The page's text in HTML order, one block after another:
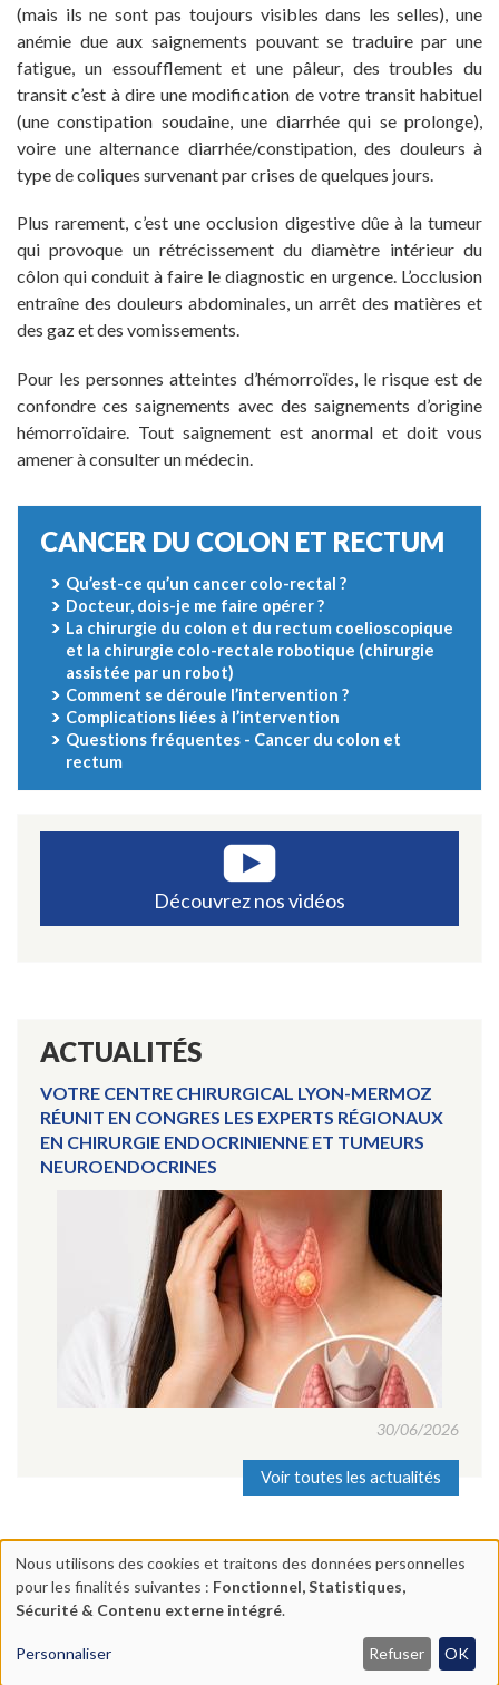
(mais ils ne sont pas toujours visibles dans les selles), une
anémie due aux saignements pouvant se traduire par une
fatigue, un essoufflement et une pâleur, des troubles du
transit c’est à dire une modification de votre transit habituel
(une constipation soudaine, une diarrhée qui se prolonge),
voire une alternance diarrhée/constipation, des douleurs à
type de coliques survenant par crises de quelques jours.
Plus rarement, c’est une occlusion digestive dûe à la tumeur
qui provoque un rétrécissement du diamètre intérieur du
côlon qui conduit à faire le diagnostic en urgence. L’occlusion
entraîne des douleurs abdominales, un arrêt des matières et
des gaz et des vomissements.
Pour les personnes atteintes d’hémorroïdes, le risque est de
confondre ces saignements avec des saignements d’origine
hémorroïdaire. Tout saignement est anormal et doit vous
amener à consulter un médecin.
CANCER DU COLON ET RECTUM
Qu’est-ce qu’un cancer colo-rectal ?
Docteur, dois-je me faire opérer ?
La chirurgie du colon et du rectum coelioscopique
et la chirurgie colo-rectale robotique (chirurgie
assistée par un robot)
Comment se déroule l’intervention ?
Complications liées à l’intervention
Questions fréquentes - Cancer du colon et
rectum
Découvrez nos vidéos
ACTUALITÉS
VOTRE CENTRE CHIRURGICAL LYON-MERMOZ
RÉUNIT EN CONGRES LES EXPERTS RÉGIONAUX
EN CHIRURGIE ENDOCRINIENNE ET TUMEURS
NEUROENDOCRINES
30/06/2026
Voir toutes les actualités
Centre Chirurgical Lyon Mermoz | 17 rue Nieuport 69008 Lyon |
04 78 74 71 63
Mentions légales
Plan du site | Réalisation :Ascomedia
Utilisation
des
personnelles
Nous utilisons des cookies et traitons des données personnelles
pour les finalités suivantes : Fonctionnel, Statistiques,
Sécurité & Contenu externe intégré.
Personnaliser Refuser OK